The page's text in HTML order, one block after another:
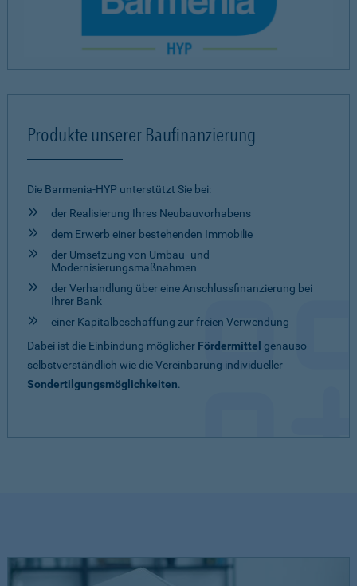
Produkte unserer Baufinanzierung
Die Barmenia-HYP unterstützt Sie bei:
der Realisierung Ihres Neubauvorhabens
dem Erwerb einer bestehenden Immobilie
der Umsetzung von Umbau- und
Modernisierungsmaßnahmen
der Verhandlung über eine Anschlussfinanzierung bei
Ihrer Bank
einer Kapitalbeschaffung zur freien Verwendung
Dabei ist die Einbindung möglicher Fördermittel genauso
selbstverständlich wie die Vereinbarung individueller
Sondertilgungsmöglichkeiten.